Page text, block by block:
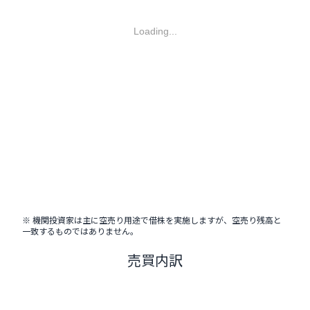
Loading...
※ 機関投資家は主に空売り用途で借株を実施しますが、空売り残高と
一致するものではありません。
売買内訳